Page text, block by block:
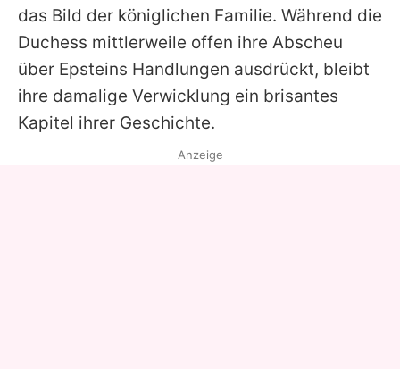
das Bild der königlichen Familie. Während die
Duchess mittlerweile offen ihre Abscheu
über Epsteins Handlungen ausdrückt, bleibt
ihre damalige Verwicklung ein brisantes
Kapitel ihrer Geschichte.
Anzeige